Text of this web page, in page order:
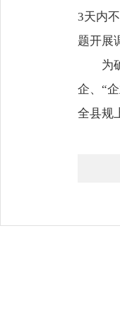
3天内
题开展
为
企、“
全县规